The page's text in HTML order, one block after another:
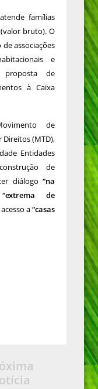
famílias
bruto). O
associações
e
de
à Caixa
de
(MTD),
Entidades
de
diálogo “na
“extrema de
a“casas